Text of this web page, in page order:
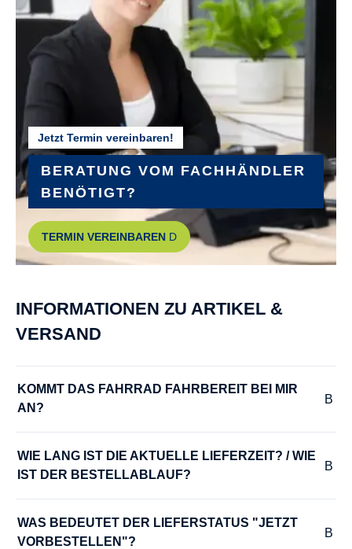
GÄNGE :
HINTERRADNABE :
Shimano Nexus
KURBELGARNITUR :
Aluminium
Bosch Smart 2A
2025
75 Nm
Jetzt Termin vereinbaren!
BERATUNG VOM FACHHÄNDLER
BENÖTIGT?
TERMIN VEREINBAREN
INFORMATIONEN ZU ARTIKEL &
VERSAND
KOMMT DAS FAHRRAD FAHRBEREIT BEI MIR
AN?
WIE LANG IST DIE AKTUELLE LIEFERZEIT? / WIE
IST DER BESTELLABLAUF?
WAS BEDEUTET DER LIEFERSTATUS "JETZT
VORBESTELLEN"?